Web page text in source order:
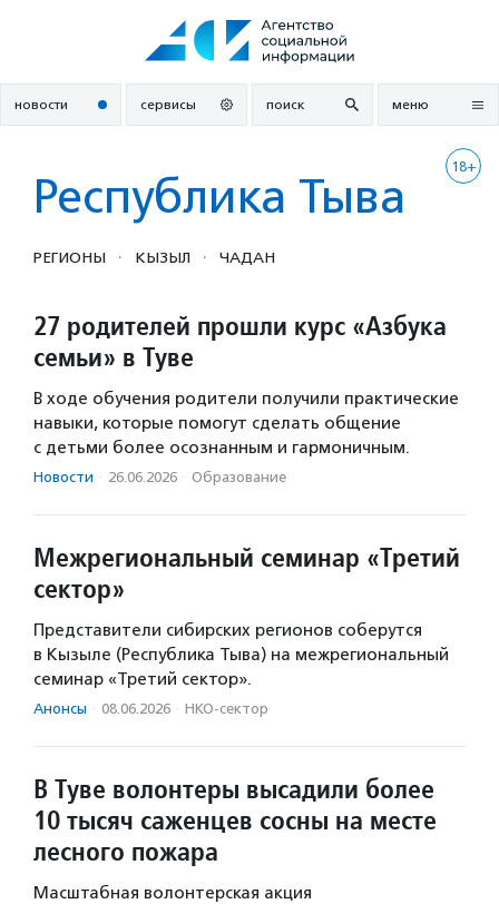
новости сервисы поиск меню
18+
Республика Тыва
РЕГИОНЫ · КЫЗЫЛ · ЧАДАН
27 родителей прошли курс «Азбука
семьи» в Туве
В ходе обучения родители получили практические
навыки, которые помогут сделать общение
с детьми более осознанным и гармоничным.
Новости · 26.06.2026 · Образование
Межрегиональный семинар «Третий
сектор»
Представители сибирских регионов соберутся
в Кызыле (Республика Тыва) на межрегиональный
семинар «Третий сектор».
Анонсы · 08.06.2026 · НКО-сектор
В Туве волонтеры высадили более
10 тысяч саженцев сосны на месте
лесного пожара
Масштабная волонтерская акция